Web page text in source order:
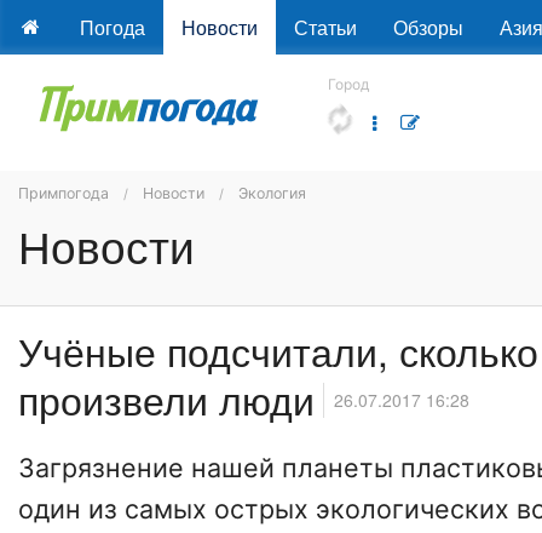
Погода Новости Статьи Обзоры Азия
Город
Примпогода Новости Экология
Новости
Учёные подсчитали,
произвели люди
26.07.2017 16:28
Загрязнение нашей планеты
один из самых острых экологических